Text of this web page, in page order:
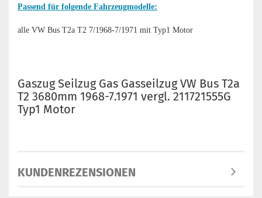
Passend für folgende Fahrzeugmodelle:
alle VW Bus T2a T2 7/1968-7/1971 mit Typ1 Motor
Gaszug Seilzug Gas Gasseilzug VW Bus T2a
T2 3680mm 1968-7.1971 vergl. 211721555G
Typ1 Motor
KUNDENREZENSIONEN